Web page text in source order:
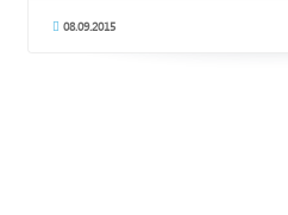
08.09.2015